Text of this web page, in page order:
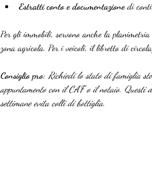
Estratti conto e documentazione di
Per gli immobili, servono anche la
zona agricola. Per i veicoli, il libretto di
Consiglio pro: Richiedi lo stato di famiglia
appuntamento con il CAF o il notaio.
settimane evita colli di bottiglia.